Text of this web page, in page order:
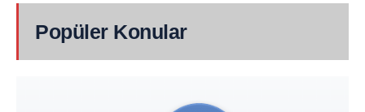
Popüler Konular